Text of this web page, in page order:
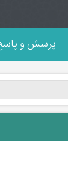
پرسش و